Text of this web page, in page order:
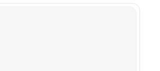
هواشناسی